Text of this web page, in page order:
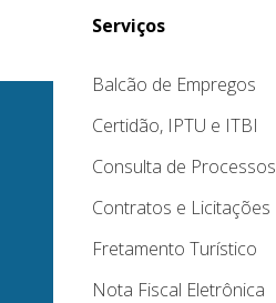
Serviços
Balcão de Empregos
Certidão, IPTU e ITBI
Consulta de Processos
Contratos e Licitações
Fretamento Turístico
Nota Fiscal Eletrônica